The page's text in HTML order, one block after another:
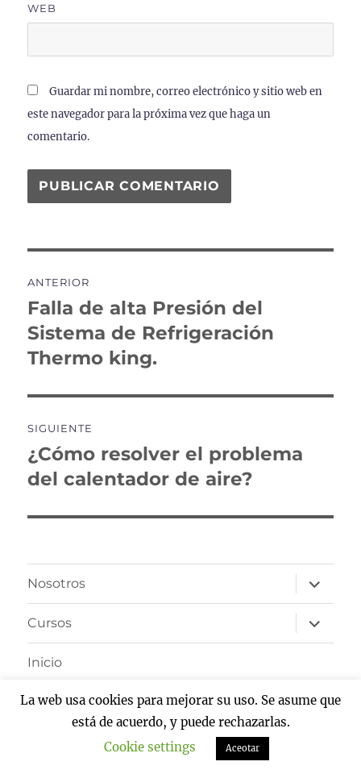
WEB
Guardar mi nombre, correo electrónico y sitio web en
este navegador para la próxima vez que haga un
comentario.
de
entradas
ANTERIOR
Entrada
anterior:
Falla de alta Presión del
Sistema de Refrigeración
Thermo king.
SIGUIENTE
Entrada
siguiente:
¿Cómo resolver el problema
del calentador de aire?
Nosotros
expande
el
menú
inferior
Cursos
expande
el
menú
Inicio
Instructors
La web usa cookies para mejorar su uso. Se asume que
está de acuerdo, y puede rechazarlas.
Cookie settings
Aceotar